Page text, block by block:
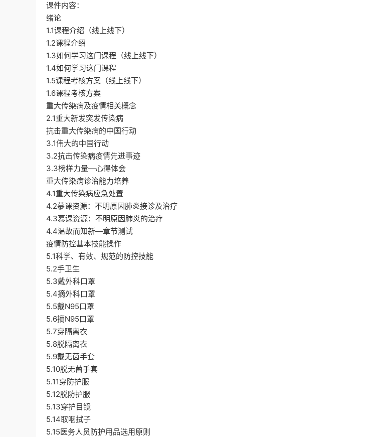
课件内容：
绪论
1.1课程介绍（线上线下）
1.2课程介绍
1.3如何学习这门课程（线上线下）
1.4如何学习这门课程
1.5课程考核方案（线上线下）
1.6课程考核方案
重大传染病及疫情相关概念
2.1重大新发突发传染病
抗击重大传染病的中国行动
3.1伟大的中国行动
3.2抗击传染病疫情先进事迹
3.3榜样力量—心得体会
重大传染病诊治能力培养
4.1重大传染病应急处置
4.2慕课资源：不明原因肺炎接诊及治疗
4.3慕课资源：不明原因肺炎的治疗
4.4温故而知新—章节测试
疫情防控基本技能操作
5.1科学、有效、规范的防控技能
5.2手卫生
5.3戴外科口罩
5.4摘外科口罩
5.5戴N95口罩
5.6摘N95口罩
5.7穿隔离衣
5.8脱隔离衣
5.9戴无菌手套
5.10脱无菌手套
5.11穿防护服
5.12脱防护服
5.13穿护目镜
5.14取咽拭子
5.15医务人员防护用品选用原则